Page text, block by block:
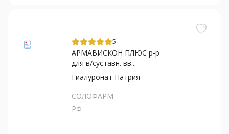
5
АРМАВИСКОН ПЛЮС р-р
для в/суставн. вв...
Гиалуронат Натрия
СОЛОФАРМ
РФ